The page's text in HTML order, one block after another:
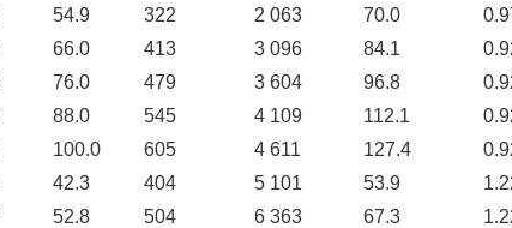
54.9 322 2 063 70.0
66.0 413 3 096 84.1
76.0 479 3 604 96.8
88.0 545 4 109 112.1
100.0 605 4 611 127.4
42.3 404 5 101 53.9
52.8 504 6 363 67.3